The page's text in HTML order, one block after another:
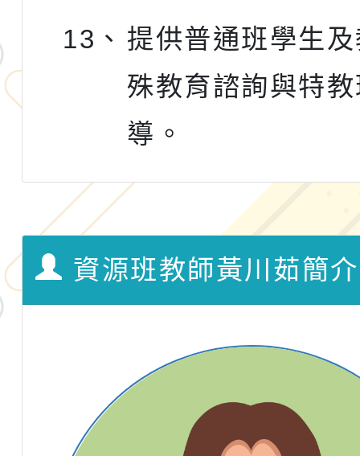
13、 提供普通班學生
殊教育諮詢與特
導。
資源班教師黃川茹簡介